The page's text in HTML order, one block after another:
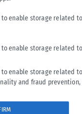
to enable storage related
to enable storage related
to enable storage related
and fraud